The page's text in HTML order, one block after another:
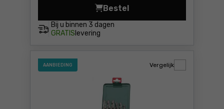
Bij u binnen 3 dagen
GRATIS levering
Bestel
Onderstel voor afkortzaag
AANBIEDING Vergelijk